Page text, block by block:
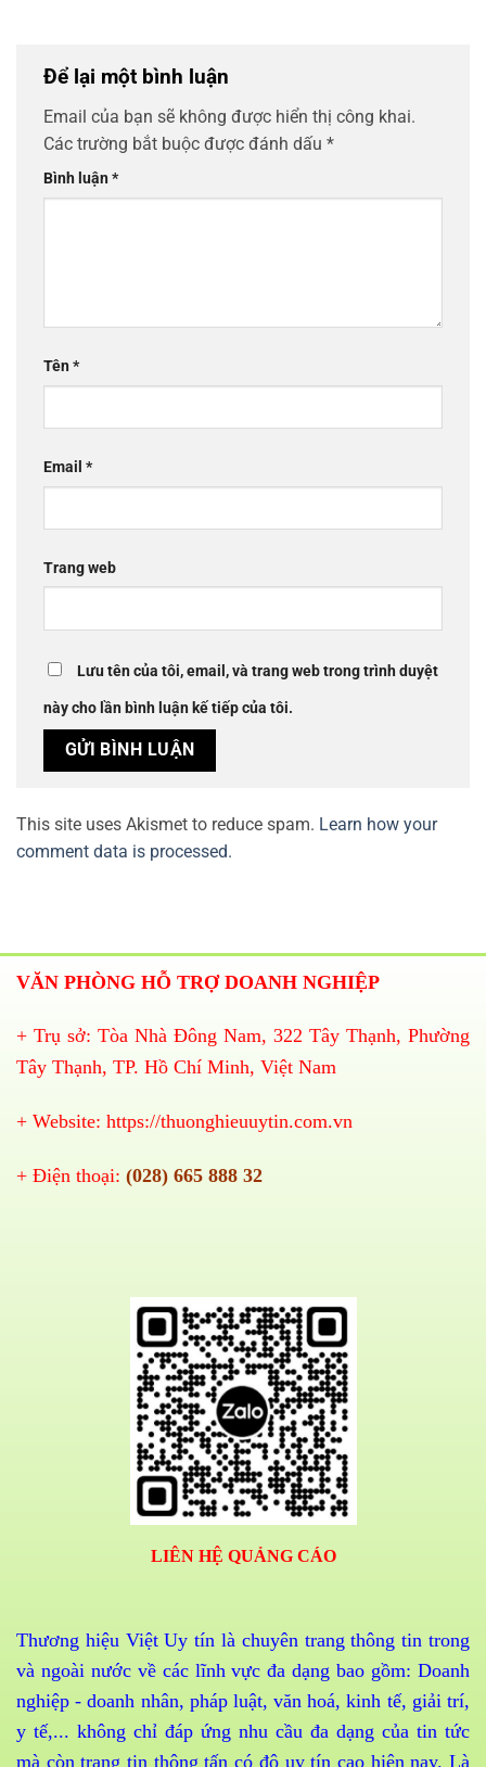
Để lại một bình luận
Email của bạn sẽ không được hiển thị công khai.
Các trường bắt buộc được đánh dấu *
Bình luận*
Tên*
Email *
Trang web
Lưu tên của tôi, email, và trang web trong trình duyệt
này cho lần bình luận kế tiếp của tôi.
This site uses Akismet to reduce spam. Learn how your
comment data is processed.
VĂN PHÒNG HỖ TRỢ DOANH NGHIỆP
+ Trụ sở: Tòa Nhà Đông Nam, 322 Tây Thạnh, Phường
Tây Thạnh, TP. Hồ Chí Minh, Việt Nam
+ Website: https://thuonghieuuytin.com.vn
+ Điện thoại: (028) 665 888 32
LIÊN HỆ QUẢNG CÁO
Thương hiệu Việt Uy tín là chuyên trang thông tin trong
và ngoài nước về các lĩnh vực đa dạng bao gồm: Doanh
nghiệp - doanh nhân, pháp luật, văn hoá, kinh tế, giải trí,
y tế,... không chỉ đáp ứng nhu cầu đa dạng của tin tức
mà còn trang tin thông tấn có độ uy tín cao hiện nay. Là